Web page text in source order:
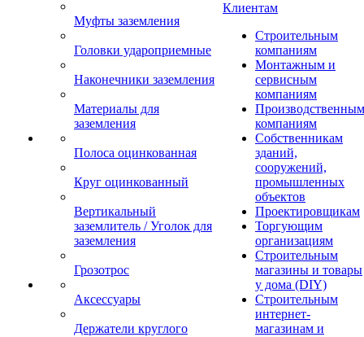
Муфты заземления
Головки удароприемные
Наконечники заземления
Материалы для
заземления
Полоса оцинкованная
Круг оцинкованный
Вертикальный
заземлитель / Уголок для
заземления
Грозотрос
Аксессуары
Держатели круглого
Клиентам
Строительным
компаниям
Монтажным и
сервисным
компаниям
Производственным
компаниям
Собственникам
зданий,
сооружений,
промышленных
объектов
Проектировщикам
Торгующим
организациям
Строительным
магазины и товары
у дома (DIY)
Строительным
интернет-
магазинам и